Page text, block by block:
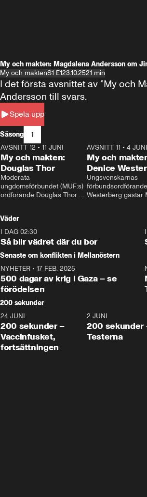
My och makten: Magdalena Andersson om
My och maktenS1 E123.10.2521 min
Spela upp
I det första avsnittet av ”My och
Andersson till svars.
Säsong 1
26:27
AVSNITT 12 • 11 JUNI
My och makten:
Douglas Thor
Moderata
ungdomsförbundet (MUF:s)
ordförande Douglas Thor
tonårsutvisningarna och hur
Moderaterna ska locka
väljare till valet i höst.
AVSNITT 11 •4 JUNI
My och
Denice
Ungsvenskarnas
Westerberg gästar
Väder
I DAG 02:30
Så blir vädret där du bor
Senaste om konflikten i Mellanöstern
NYHETER • 17 FEB. 2025
500 dagar av krig i Gaza – se
förödelsen
200 sekunder
5:00
24 JUNI
200 sekunder –
Vaccinfusket,
fortsättningen
2 JUNI
200 sekunder
Testerna